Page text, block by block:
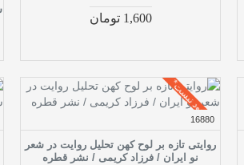
1,600 تومان
موجود نیست*
16880
روایتی تازه بر لوح کهن تحلیل روایت در شعر
نو ایران / فرزاد کریمی / نشر قطره